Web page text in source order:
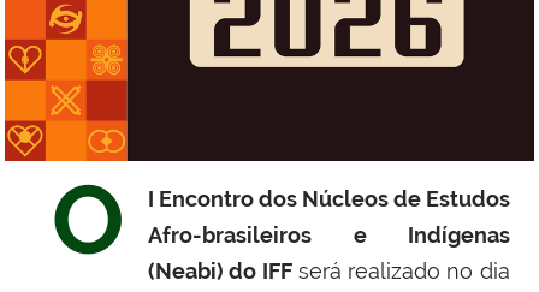
O I Encontro dos Núcleos de Estudos
Afro-brasileiros e Indígenas
(Neabi) do IFFserá realizado no dia